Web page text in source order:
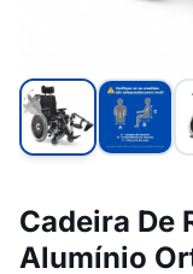
Cadeira De
Alumínio